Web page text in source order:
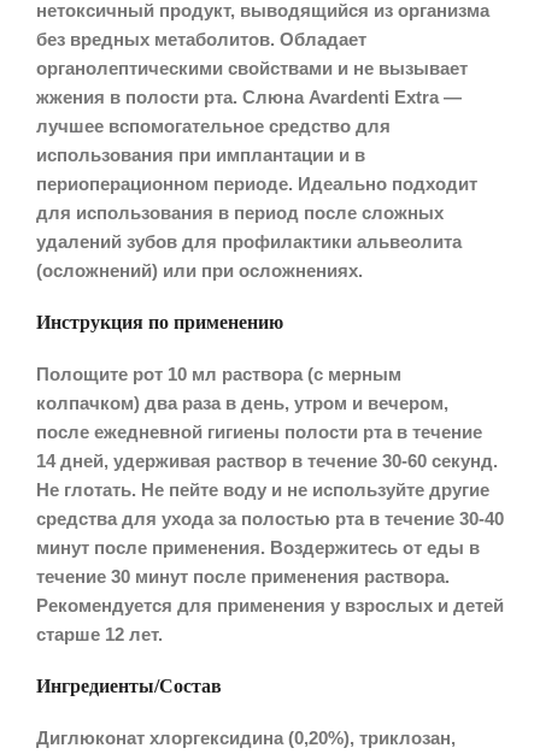
нетоксичный продукт, выводящийся из организма
без вредных метаболитов. Обладает
органолептическими свойствами и не вызывает
жжения в полости рта. Слюна Avardenti Extra —
лучшее вспомогательное средство для
использования при имплантации и в
периоперационном периоде. Идеально подходит
для использования в период после сложных
удалений зубов для профилактики альвеолита
(осложнений) или при осложнениях.
Инструкция по применению
Полощите рот 10 мл раствора (с мерным
колпачком) два раза в день, утром и вечером,
после ежедневной гигиены полости рта в течение
14 дней, удерживая раствор в течение 30-60 секунд.
Не глотать. Не пейте воду и не используйте другие
средства для ухода за полостью рта в течение 30-40
минут после применения. Воздержитесь от еды в
течение 30 минут после применения раствора.
Рекомендуется для применения у взрослых и детей
старше 12 лет.
Ингредиенты/Состав
Диглюконат хлоргексидина (0,20%), триклозан,